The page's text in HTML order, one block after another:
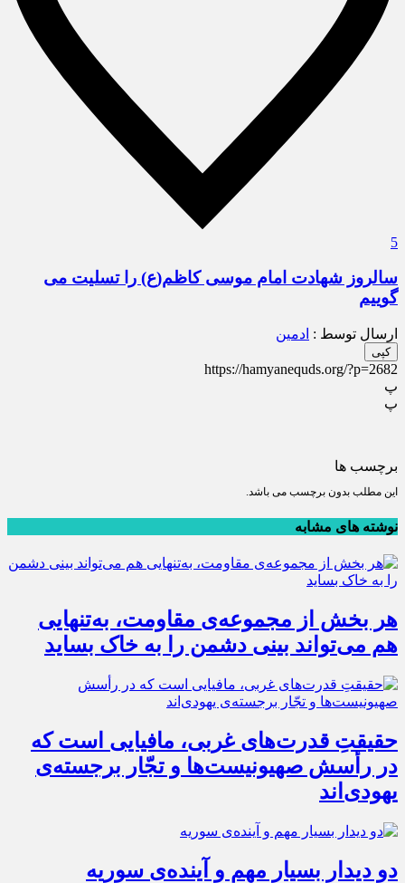
5
سالروز شهادت امام موسی کاظم(ع) را تسلیت می
گوییم
ارسال توسط : ادمین
کپی
https://hamyanequds.org/?p=2682
پ
پ
برچسب ها
این مطلب بدون برچسب می باشد.
نوشته های مشابه
هر بخش از مجموعه‌ی مقاومت، به‌تنهایی
هم می‌تواند بینی دشمن را به خاک بساید
حقیقتِ قدرت‌های غربی، مافیایی است که
در رأسش صهیونیست‌ها و تجّار برجسته‌ی
یهودی‌اند
دو دیدار بسیار مهم و آینده‌ی سوریه